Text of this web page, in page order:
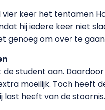
keer het tentamen
hij iedere keer niet
genoeg om over te gaan.
de student aan.
moeilijk. Toch heeft
last heeft van de stoornis.